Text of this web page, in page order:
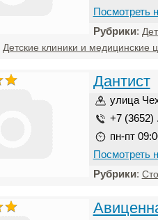
Посмотреть
Рубрики:
Детские клиники и медицинские
Дантист
улица
+7 (3652)
пн-пт
Посмотреть
Рубрики: